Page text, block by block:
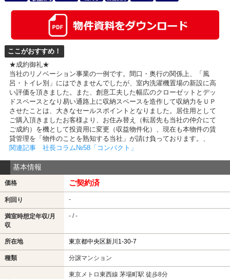
ここがおすすめ！
★成約御礼★
当社のリノベーション事業の一例です。間口・奥行の関係上、「風
呂・トイレ別」にはできませんでしたが、室内洗濯機置場の新設に高
い評価を頂きました。また、創意工夫した幅広のクローゼットとデッ
ドスペースとなり易い通路上に収納スペースを造作して収納力をＵＰ
させたことは、大きなセールスポイントとなりました。居住用として
ご購入頂きましたお客様より、お住み替え（転居先も当社の仲介にて
ご成約）を機として投資用に変更（収益物件化）、現在も本物件の賃
貸管理を「物件のことを熟知する当社」が請け負っております。、
関連記事 社長コラム№58「コンパクト」
基本情報
価格 ご契約済
利回り -
満室時想定年収/月
収
- / -
所在地 東京都中央区新川1-30-7
種類 分譲マンション
東京メトロ東西線 茅場町駅 徒歩8分